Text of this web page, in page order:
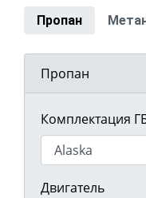
Пропан
Пропан
Комплектация
Двигатель